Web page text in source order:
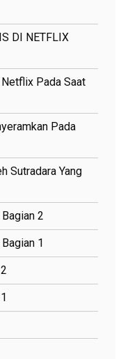
DI NETFLIX
Pada Saat
Pada
Sutradara Yang
2
1